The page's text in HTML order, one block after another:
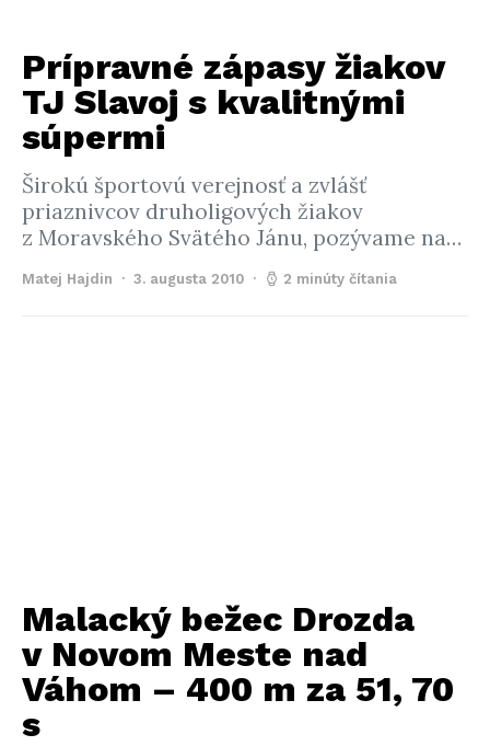
Prípravné zápasy žiakov
TJ Slavoj s kvalitnými
súpermi
Širokú športovú verejnosť a zvlášť
priaznivcov druholigových žiakov
z Moravského Svätého Jánu, pozývame na…
Matej Hajdin 3. augusta 2010 2 minúty čítania
Malacký bežec Drozda
v Novom Meste nad
Váhom – 400 m za 51, 70
s